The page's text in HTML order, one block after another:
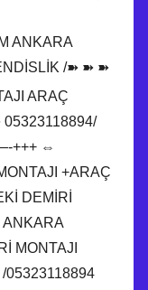
ANKARA
/➽ ➽ ➽
ARAÇ
+++ ⇔
+ARAÇ
DEMİRİ
ANKARA
MONTAJI
05323118894